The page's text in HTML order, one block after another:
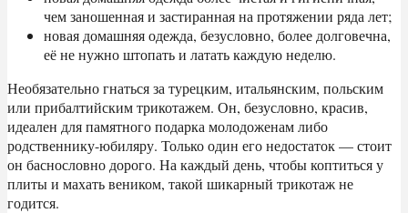
чем заношенная и застиранная на протяжении ряда лет;
новая домашняя одежда, безусловно, более долговечна,
её не нужно штопать и латать каждую неделю.
Необязательно гнаться за турецким, итальянским, польским
или прибалтийским трикотажем. Он, безусловно, красив,
идеален для памятного подарка молодоженам либо
родственнику-юбиляру. Только один его недостаток — стоит
он баснословно дорого. На каждый день, чтобы коптиться у
плиты и махать веником, такой шикарный трикотаж не
годится.